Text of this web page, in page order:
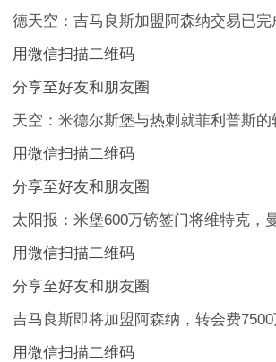
德天空：吉马良斯加盟阿森纳交易已完
用微信扫描二维码
分享至好友和朋友圈
天空：米德尔斯堡与热刺就菲利普斯的
用微信扫描二维码
分享至好友和朋友圈
太阳报：米堡600万镑签门将维特克，
用微信扫描二维码
分享至好友和朋友圈
吉马良斯即将加盟阿森纳，转会费
用微信扫描二维码